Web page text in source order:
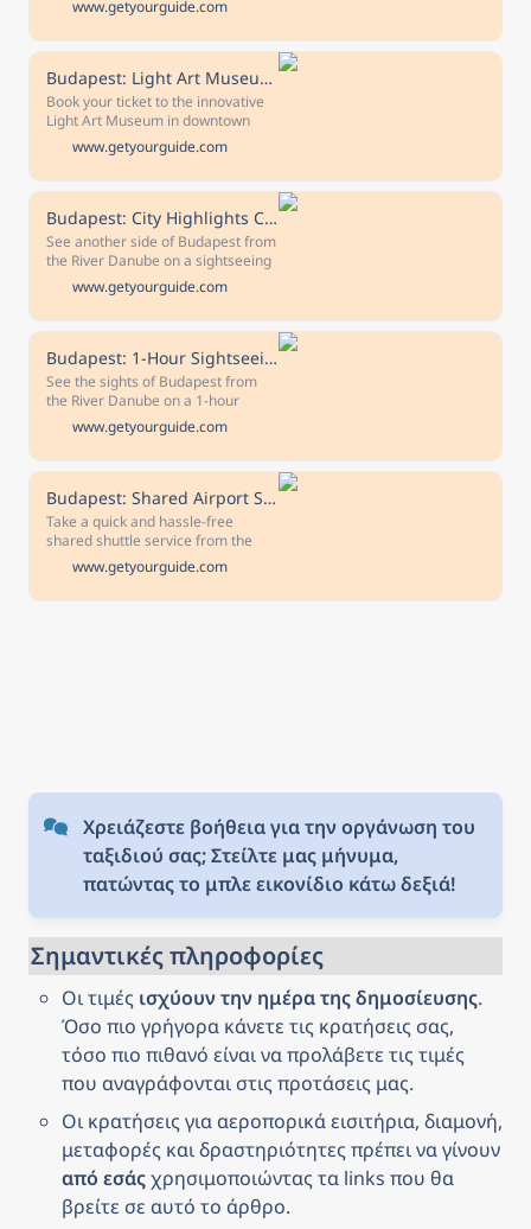
spot and pay nothing today.
sightseeing cruise. Admire
Budapest's most famous bridges
and take in panoramic views of the
city.
www.getyourguide.com
Budapest: Light Art Museum Admission Ticket
Book your ticket to the innovative
Light Art Museum in downtown
Budapest. Embark on a magical
stroll through an interactive
collection of light-based artworks,
video mapping, and immersive
spaces.
www.getyourguide.com
Budapest: City Highlights Cruise with Welcome Drink
See another side of Budapest from
the River Danube on a sightseeing
cruise and enjoy a welcome drink.
Admire the famous bridges, Buda
Castle, Várkert Bazár, and
panoramic city views.
www.getyourguide.com
Budapest: 1-Hour Sightseeing Cruise with Welcome Drink
See the sights of Budapest from
the River Danube on a 1-hour
sightseeing cruise, and enjoy a
seasonal cocktail or soft drink
along the way. Glide past landmark
monuments such as Buda Castle
and the Vigado Concert Hall.
www.getyourguide.com
Budapest: Shared Airport Shuttle Bus Transfer
Take a quick and hassle-free
shared shuttle service from the
Liszt Ferenc Airport to Budapest
city center. Travel by comfortable
bus and get dropped off at your
www.getyourguide.com
Χρειάζεστε βοήθεια για την οργάνωση του
ταξιδιού σας; Στείλτε μας μήνυμα,
πατώντας το μπλε εικονίδιο κάτω δεξιά!
Σημαντικές πληροφορίες
Οι τιμές ισχύουν την ημέρα της δημοσίευσης.
Όσο πιο γρήγορα κάνετε τις κρατήσεις σας,
τόσο πιο πιθανό είναι να προλάβετε τις τιμές
που αναγράφονται στις προτάσεις μας.
Οι κρατήσεις για αεροπορικά εισιτήρια, διαμονή,
από εσάς χρησιμοποιώντας τα links που θα
βρείτε σε αυτό το άρθρο.